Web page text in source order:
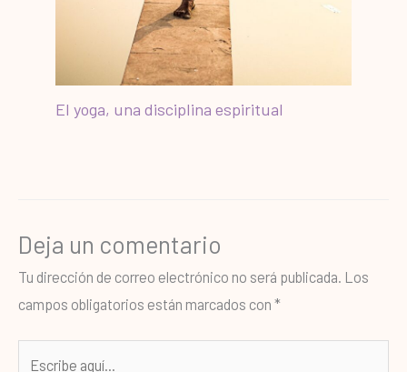
El yoga, una disciplina espiritual
Deja un comentario
Tu dirección de correo electrónico no será publicada. Los
campos obligatorios están marcados con *